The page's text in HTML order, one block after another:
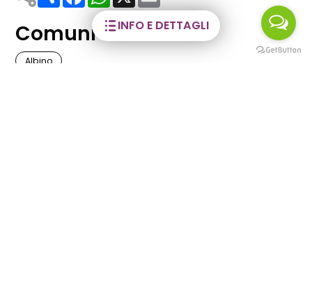
INFO E DETTAGLI
Comuni
Albino